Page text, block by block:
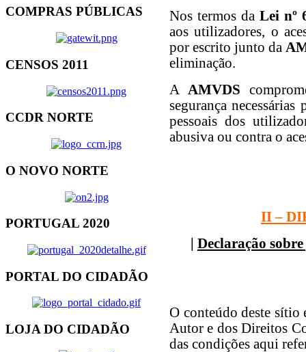
COMPRAS PÚBLICAS
CENSOS 2011
CCDR NORTE
O NOVO NORTE
PORTUGAL 2020
PORTAL DO CIDADÃO
LOJA DO CIDADÃO
Nos termos da Lei nº
aos utilizadores, o
por escrito junto da
eliminação.
A AMVDS
segurança
pessoais dos
abusiva ou contra o
II –
Declaração
O conteúdo deste
Autor e dos Direitos
das condições aqui